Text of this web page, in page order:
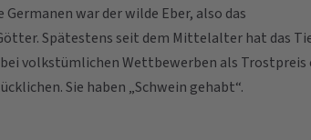
war der wilde Eber, also das
Spätestens seit dem Mittelalter hat das
volkstümlichen Wettbewerben als Trostpreis
Sie haben „Schwein gehabt“.